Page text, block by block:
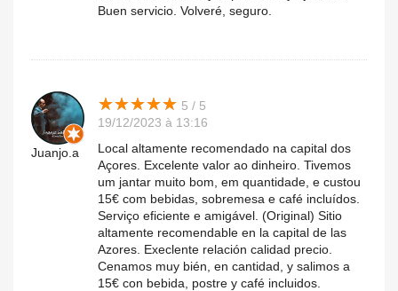
Buen servicio. Volveré, seguro.
Juanjo.a
★★★★★
★★★★★ 5 / 5
19/12/2023 à 13:16
Local altamente recomendado na capital dos
Açores. Excelente valor ao dinheiro. Tivemos
um jantar muito bom, em quantidade, e custou
15€ com bebidas, sobremesa e café incluídos.
Serviço eficiente e amigável. (Original) Sitio
altamente recomendable en la capital de las
Azores. Execlente relación calidad precio.
Cenamos muy bién, en cantidad, y salimos a
15€ con bebida, postre y café incluidos.